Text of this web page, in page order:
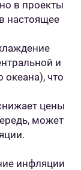
в проекты
настоящее
и
океана), что
цены
может
инфляции